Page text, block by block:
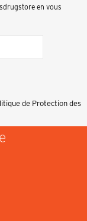
en vous
de Protection des